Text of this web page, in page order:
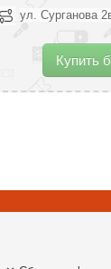
ул. Сурганова
Купить